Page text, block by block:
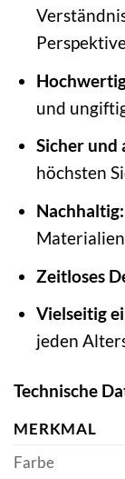
und
Sicher und
höchsten
Nachhaltig:
Zeitloses
Vielseitig
jeden
Technische
MERKMAL
Farbe